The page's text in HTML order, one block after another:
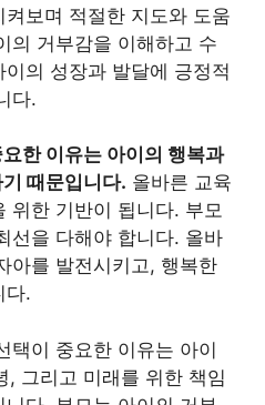
보며 적절한 지도와 도움
의 거부감을 이해하고 수
의 성장과 발달에 긍정적
다.
한 이유는 아이의 행복과
때문입니다. 올바른 교육
위한 기반이 됩니다. 부모
선을 다해야 합니다. 올바
아를 발전시키고, 행복한
다.
택이 중요한 이유는 아이
, 그리고 미래를 위한 책임